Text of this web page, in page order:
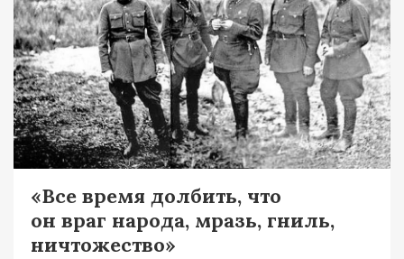
«Все время долбить, что
он враг народа, мразь, гниль,
ничтожество»